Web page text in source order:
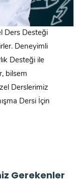
Ders Desteği
Deneyimli
Desteği ile
bilsem
Derslerimiz
Dersi İçin
Gerekenler